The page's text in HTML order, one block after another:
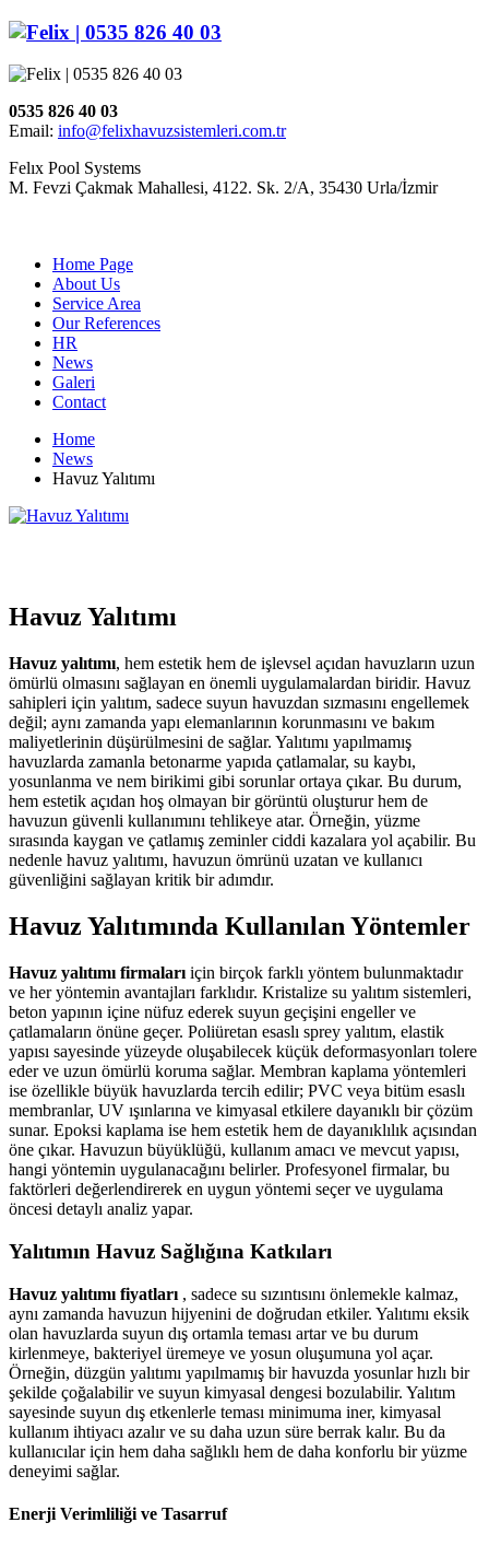
0535 826 40 03
Email: info@felixhavuzsistemleri.com.tr
Felıx Pool Systems
M. Fevzi Çakmak Mahallesi, 4122. Sk. 2/A, 35430 Urla/İzmir
Home Page
About Us
Service Area
Our References
HR
News
Galeri
Contact
Home
News
Havuz Yalıtımı
Havuz Yalıtımı
Havuz yalıtımı, hem estetik hem de işlevsel açıdan havuzların uzun
ömürlü olmasını sağlayan en önemli uygulamalardan biridir. Havuz
sahipleri için yalıtım, sadece suyun havuzdan sızmasını engellemek
değil; aynı zamanda yapı elemanlarının korunmasını ve bakım
maliyetlerinin düşürülmesini de sağlar. Yalıtımı yapılmamış
havuzlarda zamanla betonarme yapıda çatlamalar, su kaybı,
yosunlanma ve nem birikimi gibi sorunlar ortaya çıkar. Bu durum,
hem estetik açıdan hoş olmayan bir görüntü oluşturur hem de
havuzun güvenli kullanımını tehlikeye atar. Örneğin, yüzme
sırasında kaygan ve çatlamış zeminler ciddi kazalara yol açabilir. Bu
nedenle havuz yalıtımı, havuzun ömrünü uzatan ve kullanıcı
güvenliğini sağlayan kritik bir adımdır.
Havuz Yalıtımında Kullanılan Yöntemler
Havuz yalıtımı firmaları için birçok farklı yöntem bulunmaktadır
ve her yöntemin avantajları farklıdır. Kristalize su yalıtım sistemleri,
beton yapının içine nüfuz ederek suyun geçişini engeller ve
çatlamaların önüne geçer. Poliüretan esaslı sprey yalıtım, elastik
yapısı sayesinde yüzeyde oluşabilecek küçük deformasyonları tolere
eder ve uzun ömürlü koruma sağlar. Membran kaplama yöntemleri
ise özellikle büyük havuzlarda tercih edilir; PVC veya bitüm esaslı
membranlar, UV ışınlarına ve kimyasal etkilere dayanıklı bir çözüm
sunar. Epoksi kaplama ise hem estetik hem de dayanıklılık açısından
öne çıkar. Havuzun büyüklüğü, kullanım amacı ve mevcut yapısı,
hangi yöntemin uygulanacağını belirler. Profesyonel firmalar, bu
faktörleri değerlendirerek en uygun yöntemi seçer ve uygulama
öncesi detaylı analiz yapar.
Yalıtımın Havuz Sağlığına Katkıları
Havuz yalıtımı fiyatları , sadece su sızıntısını önlemekle kalmaz,
aynı zamanda havuzun hijyenini de doğrudan etkiler. Yalıtımı eksik
olan havuzlarda suyun dış ortamla teması artar ve bu durum
kirlenmeye, bakteriyel üremeye ve yosun oluşumuna yol açar.
Örneğin, düzgün yalıtımı yapılmamış bir havuzda yosunlar hızlı bir
şekilde çoğalabilir ve suyun kimyasal dengesi bozulabilir. Yalıtım
sayesinde suyun dış etkenlerle teması minimuma iner, kimyasal
kullanım ihtiyacı azalır ve su daha uzun süre berrak kalır. Bu da
kullanıcılar için hem daha sağlıklı hem de daha konforlu bir yüzme
deneyimi sağlar.
Enerji Verimliliği ve Tasarruf